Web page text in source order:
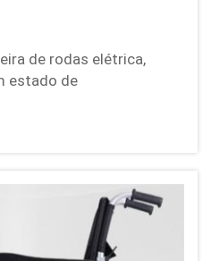
de rodas elétrica,
estado de
tempo possível. Assim
as cadeiras de rodas
para operarem
de rodas i...